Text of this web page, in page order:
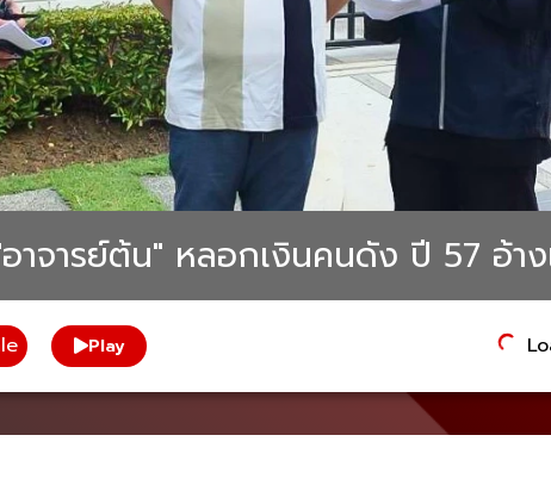
จารย์ต้น" หลอกเงินคนดัง ปี 57 อ้าง
Play